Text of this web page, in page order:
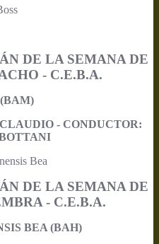
DE LA SEMANA DE
- C.E.B.A.
- CONDUCTOR:
DE LA SEMANA DE
- C.E.B.A.
BEA (BAH)